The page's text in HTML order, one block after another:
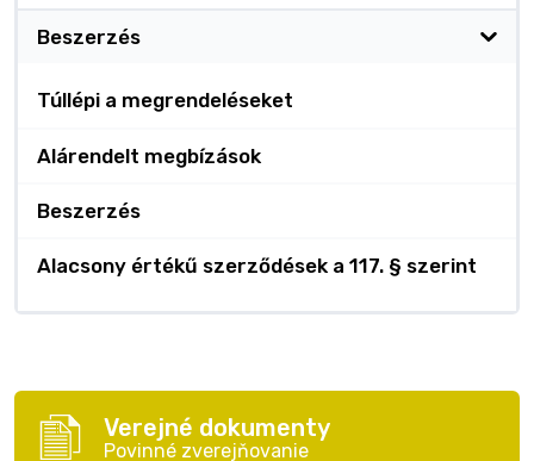
Beszerzés
Túllépi a megrendeléseket
Alárendelt megbízások
Beszerzés
Alacsony értékű szerződések a 117. § szerint
Verejné dokumenty
Povinné zverejňovanie